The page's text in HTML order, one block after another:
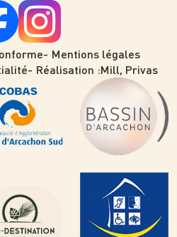
Mentions légales
Réalisation :Mill, Privas